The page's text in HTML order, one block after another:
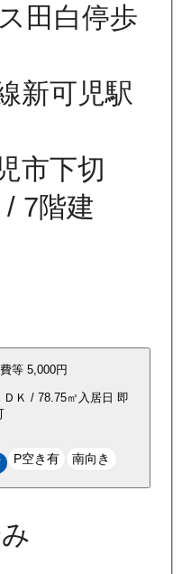
田白停歩
新可児駅
市下切
/ 7階建
等 5,000円
ＤＫ / 78.75㎡ 入居日 即
P空き有 南向き